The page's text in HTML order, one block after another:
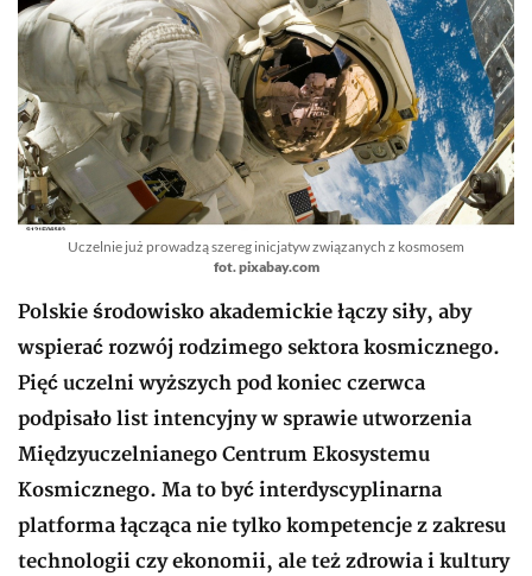
Uczelnie już prowadzą szereg inicjatyw związanych z kosmosem
fot. pixabay.com
Polskie środowisko akademickie łączy siły, aby
wspierać rozwój rodzimego sektora kosmicznego.
Pięć uczelni wyższych pod koniec czerwca
podpisało list intencyjny w sprawie utworzenia
Międzyuczelnianego Centrum Ekosystemu
Kosmicznego. Ma to być interdyscyplinarna
platforma łącząca nie tylko kompetencje z zakresu
technologii czy ekonomii, ale też zdrowia i kultury